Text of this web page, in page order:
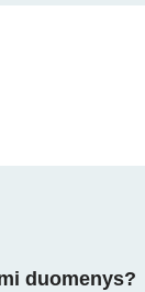
duomenys?